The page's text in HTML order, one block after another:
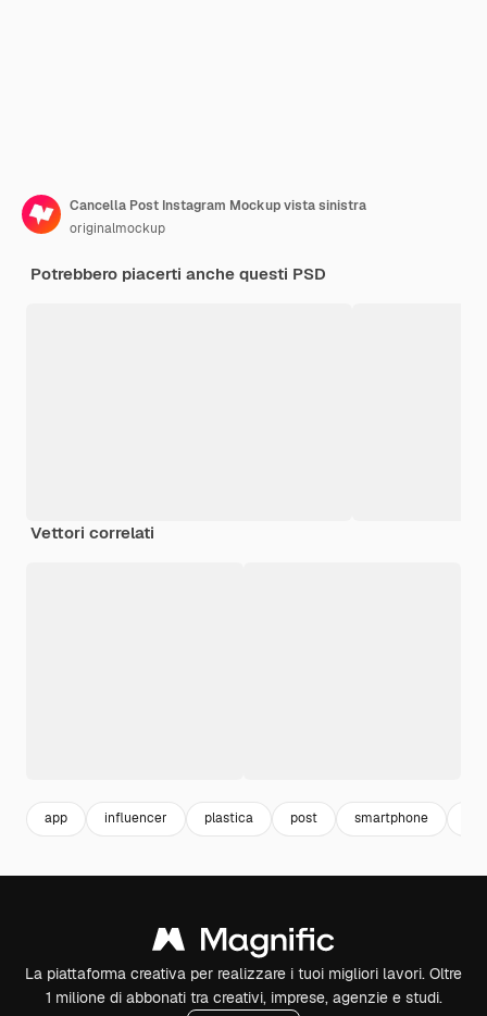
Cancella Post Instagram Mockup vista sinistra
originalmockup
Potrebbero piacerti anche questi PSD
Vettori correlati
app influencer plastica post smartphone
La piattaforma creativa per realizzare i tuoi migliori lavori. Oltre
1 milione di abbonati tra creativi, imprese, agenzie e studi.